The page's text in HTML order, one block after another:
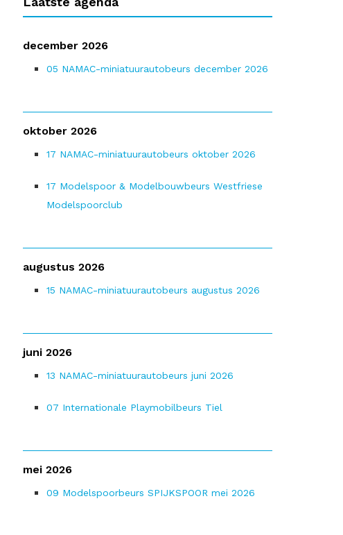
december 2026
05 NAMAC-miniatuurautobeurs december 2026
oktober 2026
17 NAMAC-miniatuurautobeurs oktober 2026
17 Modelspoor & Modelbouwbeurs Westfriese
Modelspoorclub
augustus 2026
15 NAMAC-miniatuurautobeurs augustus 2026
juni 2026
13 NAMAC-miniatuurautobeurs juni 2026
07 Internationale Playmobilbeurs Tiel
mei 2026
09 Modelspoorbeurs SPIJKSPOOR mei 2026